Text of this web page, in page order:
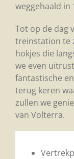
weggehaald in
Tot op de dag
treinstation te
hokjes die
we even
fantastische
terug keren
zullen we
van Volterra.